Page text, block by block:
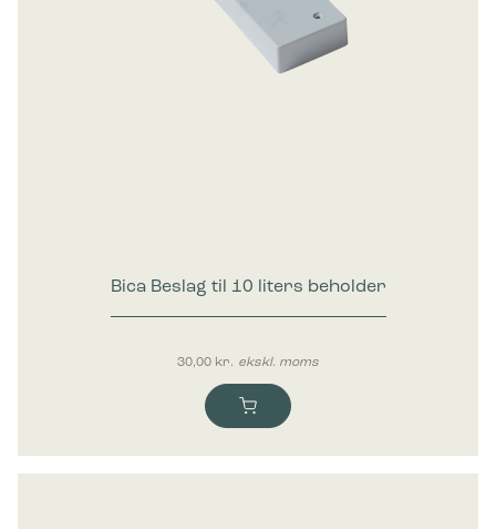
Bica Beslag til 10 liters beholder
30,00 kr. ekskl. moms